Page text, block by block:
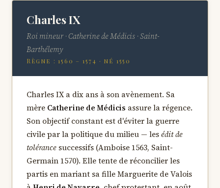
Charles IX
Roi mineur · Catherine de Médicis · Saint-
Barthélemy
Règne : 1560 – 1574 · né 1550
Charles IX a dix ans à son avènement. Sa
mère Catherine de Médicis assure la régence.
Son objectif constant est d'éviter la guerre
civile par la politique du milieu — lesédit de
tolérancesuccessifs (Amboise 1563, Saint-
Germain 1570). Elle tente de réconcilier les
partis en mariant sa fille Marguerite de Valois